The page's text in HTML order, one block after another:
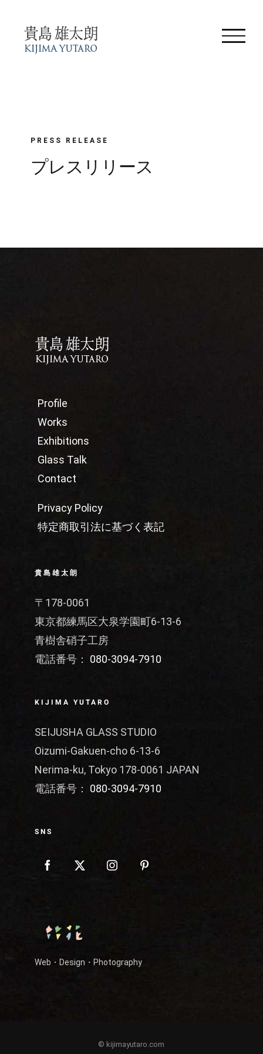
content
PRESS RELEASE
プレスリリース
Profile
Works
Exhibitions
Glass Talk
Contact
Privacy Policy
特定商取引法に基づく表記
貴島雄太朗
〒178-0061
東京都練馬区大泉学園町6-13-6
青樹舎硝子工房
電話番号： 080-3094-7910
KIJIMA YUTARO
SEIJUSHA GLASS STUDIO
Oizumi-Gakuen-cho 6-13-6
Nerima-ku, Tokyo 178-0061 JAPAN
電話番号： 080-3094-7910
SNS
Web・Design・Photography
© kijimayutaro.com